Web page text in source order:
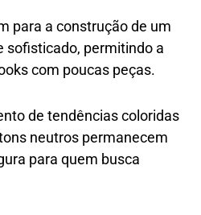
para a construção de um
sofisticado, permitindo a
com poucas peças.
de tendências coloridas
neutros permanecem
para quem busca